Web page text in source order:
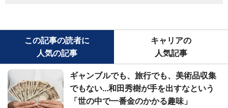
この記事の読者に
人気の記事
キャリアの
人気記事
ギャンブルでも、旅行でも、美術品収集
でもない...和田秀樹が手を出すなという
「世の中で一番金のかかる趣味」